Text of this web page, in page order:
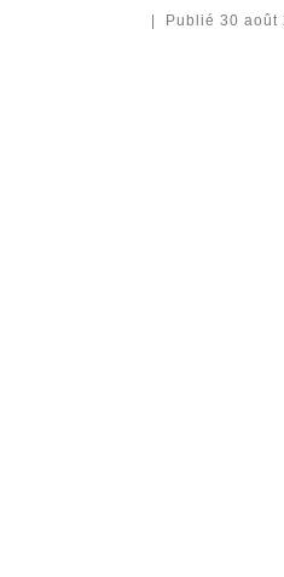
Publié 30 août